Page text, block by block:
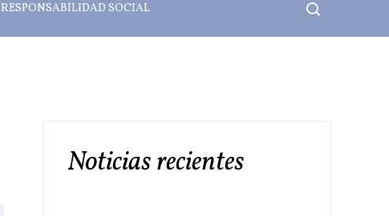
RESPONSABILIDAD SOCIAL
Noticias recientes